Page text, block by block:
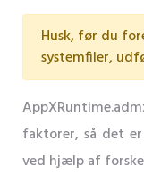
Husk, før du
systemfiler,
faktorer, så det
ved hjælp af